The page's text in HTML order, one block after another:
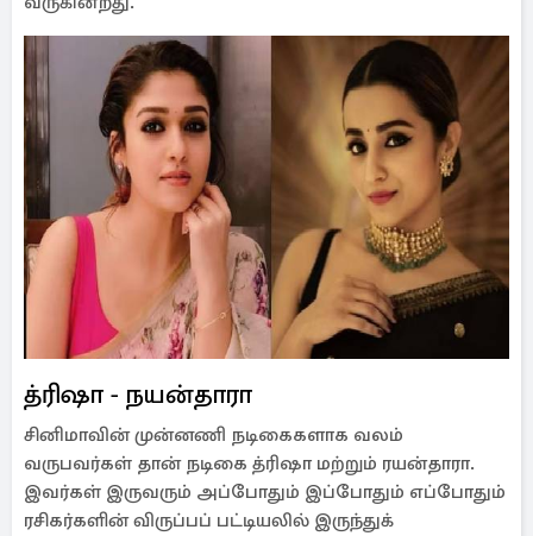
த்ரிஷா - நயன்தாரா
சினிமாவின் முன்னணி நடிகைகளாக வலம்
வருபவர்கள் தான் நடிகை த்ரிஷா மற்றும் ரயன்தாரா.
இவர்கள் இருவரும் அப்போதும் இப்போதும் எப்போதும்
ரசிகர்களின் விருப்பப் பட்டியலில் இருந்துக்